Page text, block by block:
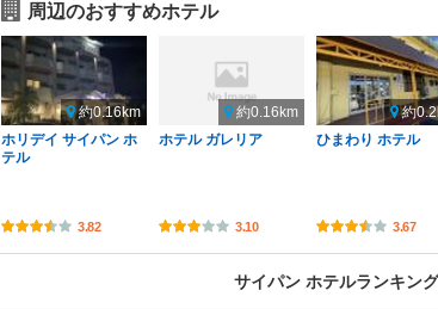
周辺のおすすめホテル
約0.16km
ホリデイ サイパン ホ
テル
3.82
約0.16km
ホテル ガレリア
3.10
約
ひまわり ホテル
3.67
サイパン ホテルランキン